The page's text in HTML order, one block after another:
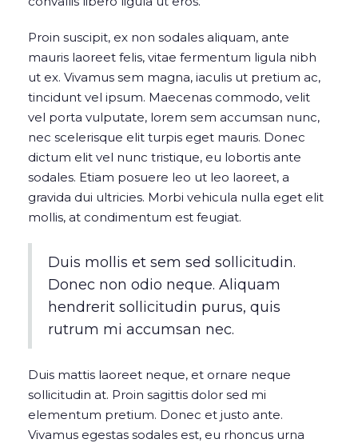
Proin suscipit, ex non sodales aliquam, ante
mauris laoreet felis, vitae fermentum ligula nibh
ut ex. Vivamus sem magna, iaculis ut pretium ac,
tincidunt vel ipsum. Maecenas commodo, velit
vel porta vulputate, lorem sem accumsan nunc,
nec scelerisque elit turpis eget mauris. Donec
dictum elit vel nunc tristique, eu lobortis ante
sodales. Etiam posuere leo ut leo laoreet, a
gravida dui ultricies. Morbi vehicula nulla eget elit
mollis, at condimentum est feugiat.
Duis mollis et sem sed sollicitudin.
Donec non odio neque. Aliquam
hendrerit sollicitudin purus, quis
rutrum mi accumsan nec.
Duis mattis laoreet neque, et ornare neque
sollicitudin at. Proin sagittis dolor sed mi
elementum pretium. Donec et justo ante.
Vivamus egestas sodales est, eu rhoncus urna